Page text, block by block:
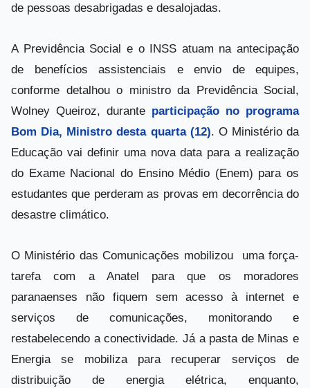
de pessoas desabrigadas e desalojadas.
A Previdência Social e o INSS atuam na antecipação
de benefícios assistenciais e envio de equipes,
conforme detalhou o ministro da Previdência Social,
Wolney Queiroz, durante participação no programa
Bom Dia, Ministro desta quarta (12). O Ministério da
Educação vai definir uma nova data para a realização
do Exame Nacional do Ensino Médio (Enem) para os
estudantes que perderam as provas em decorrência do
desastre climático.
O Ministério das Comunicações mobilizou uma força-
tarefa com a Anatel para que os moradores
paranaenses não fiquem sem acesso à internet e
serviços de comunicações, monitorando e
restabelecendo a conectividade. Já a pasta de Minas e
Energia se mobiliza para recuperar serviços de
distribuição de energia elétrica, enquanto,